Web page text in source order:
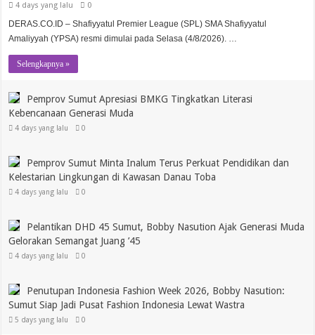
4 days yang lalu 0
DERAS.CO.ID – Shafiyyatul Premier League (SPL) SMA Shafiyyatul
Amaliyyah (YPSA) resmi dimulai pada Selasa (4/8/2026). …
Selengkapnya »
Pemprov Sumut Apresiasi BMKG Tingkatkan Literasi
Kebencanaan Generasi Muda
4 days yang lalu 0
Pemprov Sumut Minta Inalum Terus Perkuat Pendidikan dan
Kelestarian Lingkungan di Kawasan Danau Toba
4 days yang lalu 0
Pelantikan DHD 45 Sumut, Bobby Nasution Ajak Generasi Muda
Gelorakan Semangat Juang ’45
4 days yang lalu 0
Penutupan Indonesia Fashion Week 2026, Bobby Nasution:
Sumut Siap Jadi Pusat Fashion Indonesia Lewat Wastra
5 days yang lalu 0